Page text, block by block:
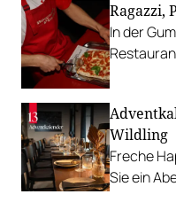
Ragazzi,
In der
Wildling
Freche
Sie ein